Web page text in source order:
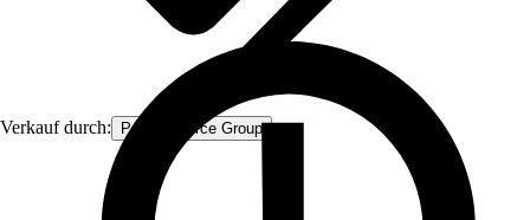
Verkauf durch: Procommerce Group